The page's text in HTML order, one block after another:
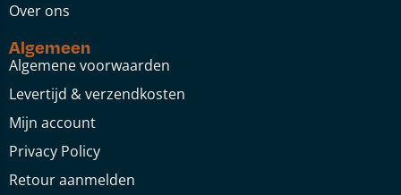
Over ons
Algemeen
Algemene voorwaarden
Levertijd & verzendkosten
Mijn account
Privacy Policy
Retour aanmelden